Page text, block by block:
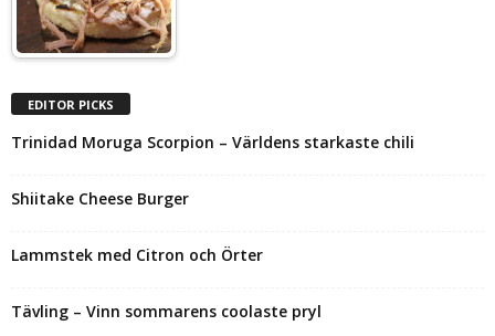
EDITOR PICKS
Trinidad Moruga Scorpion – Världens starkaste chili
Shiitake Cheese Burger
Lammstek med Citron och Örter
Tävling – Vinn sommarens coolaste pryl